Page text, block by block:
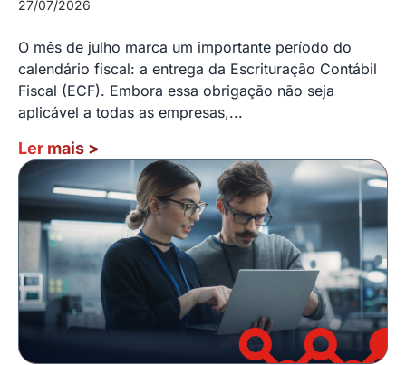
27/07/2026
O mês de julho marca um importante período do
calendário fiscal: a entrega da Escrituração Contábil
Fiscal (ECF). Embora essa obrigação não seja
aplicável a todas as empresas,...
Ler mais >